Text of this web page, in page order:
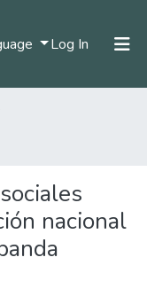
Log In (current)
Statistics
nacional